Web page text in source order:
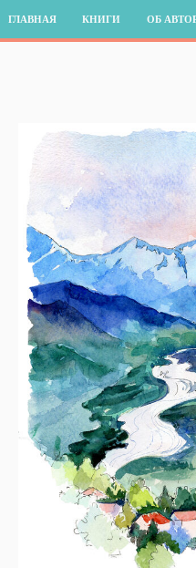
ГЛАВНАЯ КНИГИ ОБ АВТОРЕ БЛОГ